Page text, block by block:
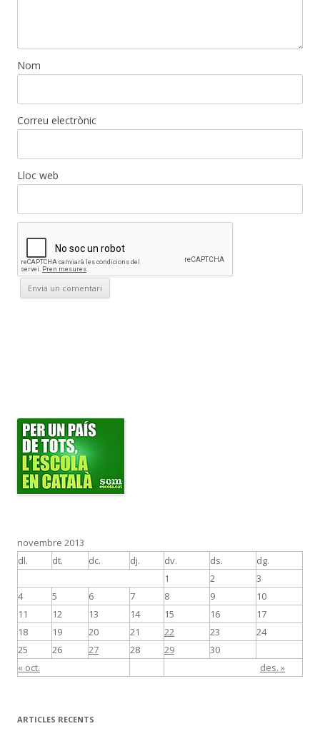
Nom
Correu electrònic
Lloc web
novembre 2013
dl.
dt. dc. dj. dv. ds. dg.
« oct. des. »
1 2
3
4
5 6 7 8 9
10
11
12 13 14 15 16
17
18
19 20 21 22 23
24
25
26 27 28 29 30
ARTICLES RECENTS